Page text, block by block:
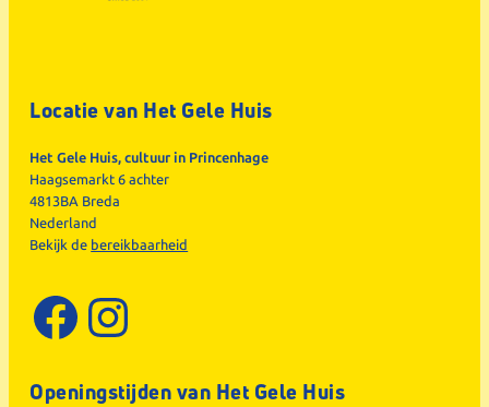
Locatie van Het Gele Huis
Het Gele Huis, cultuur in Princenhage
Haagsemarkt 6 achter
4813BA Breda
Nederland
Bekijk de bereikbaarheid
Facebook
Instagram
Openingstijden van Het Gele Huis